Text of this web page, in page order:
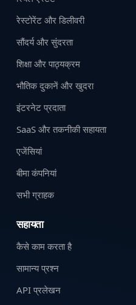
रेस्टोरेंट और डिलीवरी
सौंदर्य और सुंदरता
शिक्षा और पाठ्यक्रम
भौतिक दुकानें और खुदरा
इंटरनेट प्रदाता
SaaS और तकनीकी सहायता
एजेंसियां
बीमा कंपनियां
सभी ग्राहक
सहायता
कैसे काम करता है
सामान्य प्रश्न
API प्रलेखन